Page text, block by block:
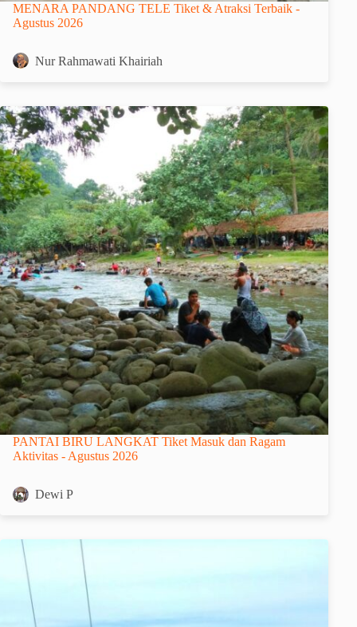
MENARA PANDANG TELE Tiket & Atraksi Terbaik -
Agustus 2026
Nur Rahmawati Khairiah
PANTAI BIRU LANGKAT Tiket Masuk dan Ragam
Aktivitas - Agustus 2026
Dewi P